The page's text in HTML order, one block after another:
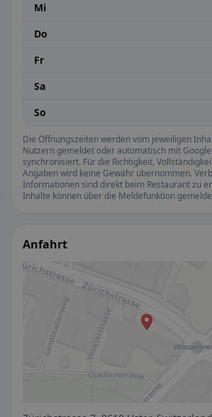
Mi
Do
Fr
Sa
So
Die Öffnungszeiten werden vom jeweiligen
Nutzern gemeldet oder automatisch mit
synchronisiert. Für die Richtigkeit,
Angaben wird keine Gewähr übernommen.
Informationen sind direkt beim Restaurant zu
Inhalte können über die Meldefunktion
Anfahrt